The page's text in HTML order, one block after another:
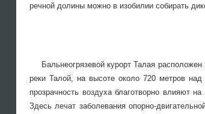
речной долины можно в изобилии собирать
Бальнеогрязевой курорт Талая
реки Талой, на высоте около 720 метров
прозрачность воздуха благотворно влияют
Здесь лечат заболевания опорно-